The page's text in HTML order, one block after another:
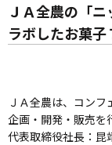
ＪＡ全農の「
ラボしたお菓子
ＪＡ全農は、コン
企画・開発・販売を
代表取締役社長：昆